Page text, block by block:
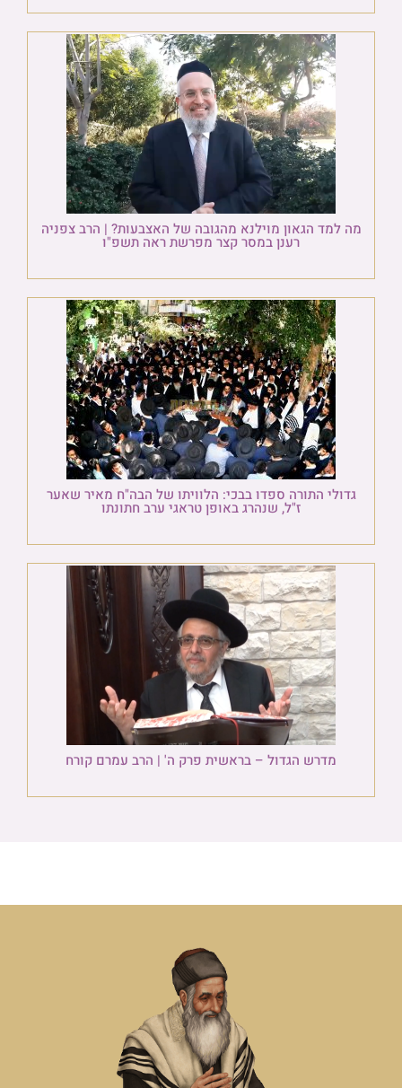
מה למד הגאון מוילנא מהגובה של האצבעות? | הרב צפניה
רענן במסר קצר מפרשת ראה תשפ"ו
גדולי התורה ספדו בבכי: הלוויתו של הבה"ח מאיר שאער
ז"ל, שנהרג באופן טראגי ערב חתונתו
מדרש הגדול – בראשית פרק ה' | הרב עמרם קורח